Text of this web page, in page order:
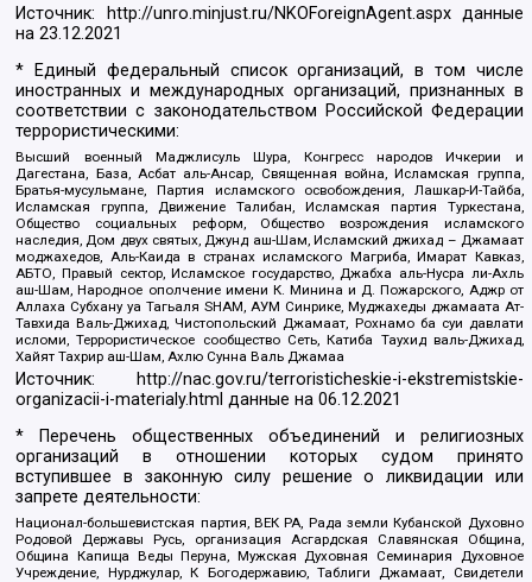
Источник: http://unro.minjust.ru/NKOForeignAgent.aspxданные
на23.12.2021
* Единый федеральный список организаций, в том числе
иностранных и международных организаций, признанных в
соответствии с законодательством Российской Федерации
террористическими:
Высший военный Маджлисуль Шура, Конгресс народов Ичкерии и
Дагестана, База, Асбат аль-Ансар, Священная война, Исламская группа,
Братья-мусульмане, Партия исламского освобождения, Лашкар-И-Тайба,
Исламская группа, Движение Талибан, Исламская партия Туркестана,
Общество социальных реформ, Общество возрождения исламского
наследия, Дом двух святых, Джунд аш-Шам, Исламский джихад – Джамаат
моджахедов, Аль-Каида в странах исламского Магриба, Имарат Кавказ,
АБТО, Правый сектор, Исламское государство, Джабха аль-Нусра ли-Ахль
аш-Шам, Народное ополчение имени К. Минина и Д. Пожарского, Аджр от
Аллаха Субхану уа Тагьаля SHAM, АУМ Синрике, Муджахеды джамаата Ат-
Тавхида Валь-Джихад, Чистопольский Джамаат, Рохнамо ба суи давлати
исломи, Террористическое сообщество Сеть, Катиба Таухид валь-Джихад,
Хайят Тахрир аш-Шам, Ахлю Сунна Валь Джамаа
Источник:
http://nac.gov.ru/terroristicheskie-i-ekstremistskie-
organizacii-i-materialy.html данные на06.12.2021
* Перечень общественных объединений и религиозных
организаций в отношении которых судом принято
вступившее в законную силу решение о ликвидации или
запрете деятельности:
Национал-большевистская партия, ВЕК РА, Рада земли Кубанской Духовно
Родовой Державы Русь, организация Асгардская Славянская Община,
Община Капища Веды Перуна, Мужская Духовная Семинария Духовное
Учреждение, Нурджулар, К Богодержавию, Таблиги Джамаат, Свидетели